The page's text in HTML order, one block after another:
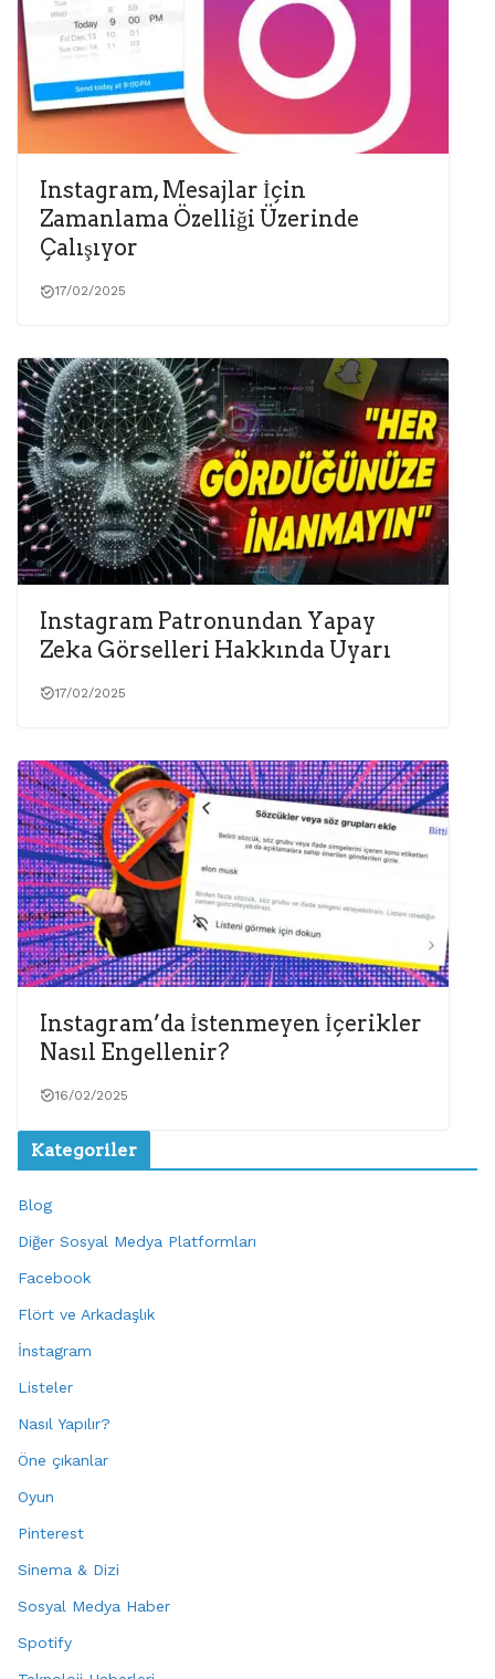
Instagram, Mesajlar İçin
Zamanlama Özelliği Üzerinde
Çalışıyor
17/02/2025
Instagram Patronundan Yapay
Zeka Görselleri Hakkında Uyarı
17/02/2025
Instagram’da İstenmeyen İçerikler
Nasıl Engellenir?
16/02/2025
Kategoriler
Blog
Diğer Sosyal Medya Platformları
Facebook
Flört ve Arkadaşlık
İnstagram
Listeler
Nasıl Yapılır?
Öne çıkanlar
Oyun
Pinterest
Sinema & Dizi
Sosyal Medya Haber
Spotify